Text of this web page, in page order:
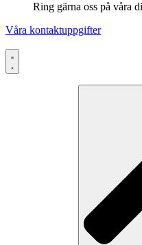
Ring gärna oss på våra
Våra kontaktuppgifter